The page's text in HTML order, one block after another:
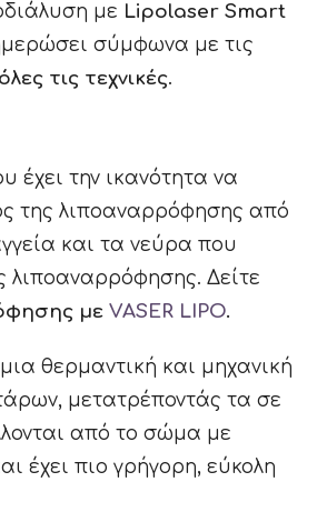
με Lipolaser Smart
σύμφωνα με τις
όλες τις τεχνικές.
έχει την ικανότητα να
της λιποαναρρόφησης από
και τα νεύρα που
λιποαναρρόφησης. Δείτε
με VASER LIPO.
θερμαντική και μηχανική
μετατρέποντάς τα σε
από το σώμα με
έχει πιο γρήγορη, εύκολη